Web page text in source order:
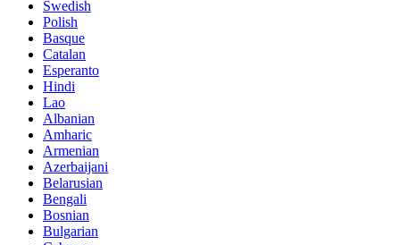
Swedish
Polish
Basque
Catalan
Esperanto
Hindi
Lao
Albanian
Amharic
Armenian
Azerbaijani
Belarusian
Bengali
Bosnian
Bulgarian